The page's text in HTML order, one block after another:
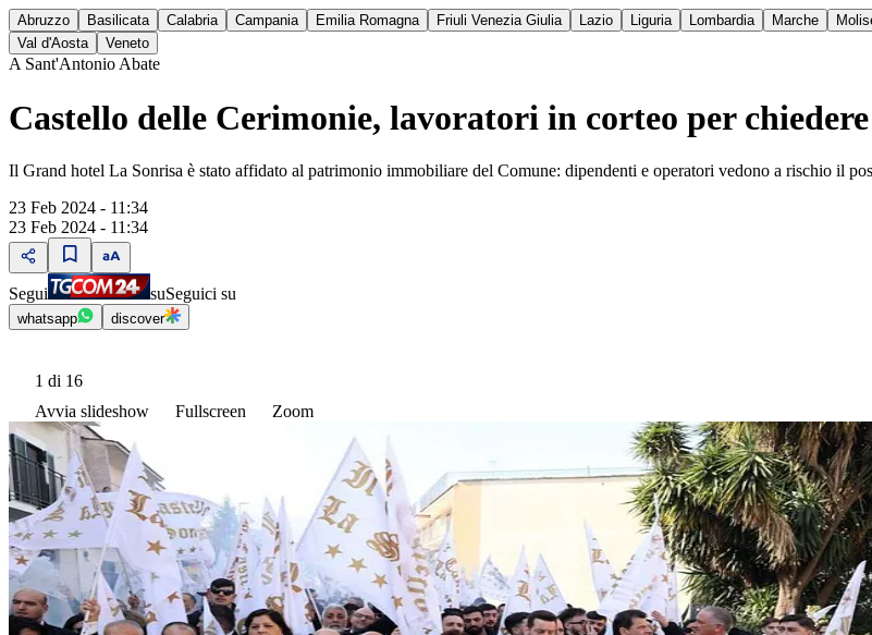
Abruzzo Basilicata Calabria Campania Emilia Romagna Friuli Venezia Giulia Lazio Liguria Lombardia Marche
Val d'Aosta
Veneto
A Sant'Antonio Abate
Castello delle Cerimonie, lavoratori in corteo per
Il Grand hotel La Sonrisa è stato affidato al patrimonio immobiliare del Comune: dipendenti e operatori vedono a rischio il
23 Feb 2024 - 11:34
23 Feb 2024 - 11:34
Segui suSeguici su
whatsapp discover
1 di 16
Avvia slideshow
Fullscreen Zoom